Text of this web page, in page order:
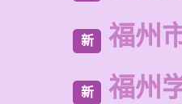
新 福州
新 福州